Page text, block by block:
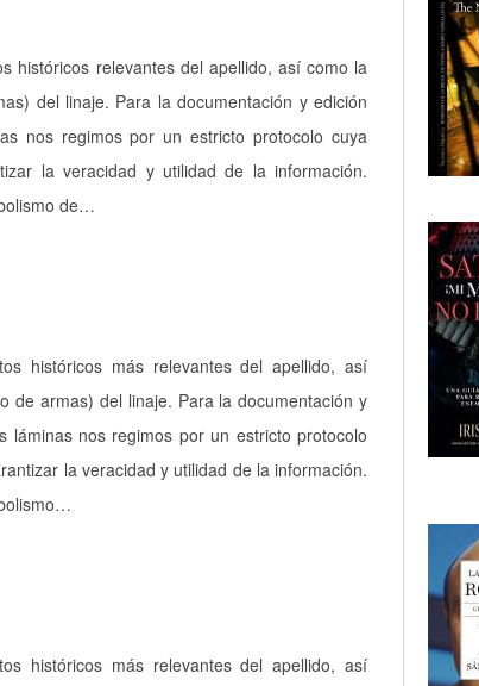
históricos relevantes del apellido, así como la
del linaje. Para la documentación y edición
nos regimos por un estricto protocolo cuya
la veracidad y utilidad de la información.
de…
históricos más relevantes del apellido, así
de armas) del linaje. Para la documentación y
láminas nos regimos por un estricto protocolo
la veracidad y utilidad de la información.
históricos más relevantes del apellido, así